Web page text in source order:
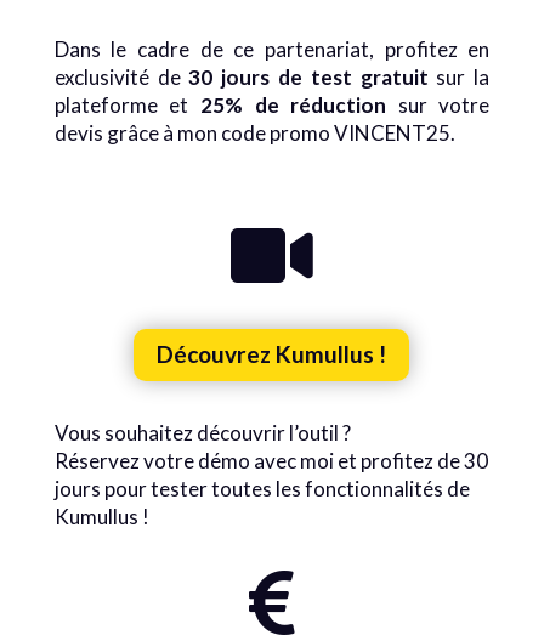
Dans le cadre de ce partenariat, profitez en
exclusivité de30 jours de test gratuit sur la
plateforme et 25% de réduction sur votre
devis grâce à mon code promo VINCENT25.

Découvrez Kumullus !
Vous souhaitez découvrir l’outil ?
Réservez votre démo avec moi et profitez de 30
jours pour tester toutes les fonctionnalités de
Kumullus !
